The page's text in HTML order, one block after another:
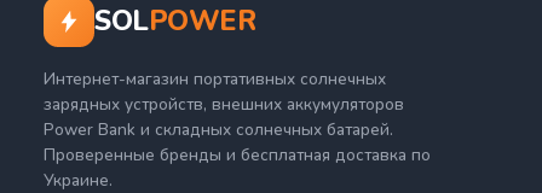
SOLPOWER
Интернет-магазин портативных солнечных
зарядных устройств, внешних аккумуляторов
Power Bank и складных солнечных батарей.
Проверенные бренды и бесплатная доставка по
Украине.